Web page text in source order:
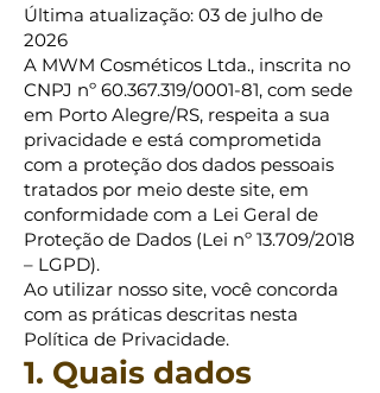
Última atualização: 03 de julho de
2026
A MWM Cosméticos Ltda., inscrita no
CNPJ nº 60.367.319/0001-81, com sede
em Porto Alegre/RS, respeita a sua
privacidade e está comprometida
com a proteção dos dados pessoais
tratados por meio deste site, em
conformidade com a Lei Geral de
Proteção de Dados (Lei nº 13.709/2018
– LGPD).
Ao utilizar nosso site, você concorda
com as práticas descritas nesta
Política de Privacidade.
1. Quais dados